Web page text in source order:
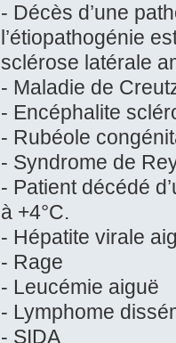
- Décès d’une
l’étiopathogénie
sclérose latérale
- Maladie de
- Encéphalite
- Rubéole
- Syndrome de
- Patient décédé
à +4°C.
- Hépatite virale
- Rage
- Leucémie aiguë
- Lymphome
- SIDA